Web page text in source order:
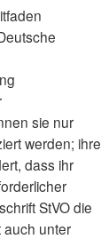
sie nur
werden; ihre
dass ihr
StVO die
auch unter